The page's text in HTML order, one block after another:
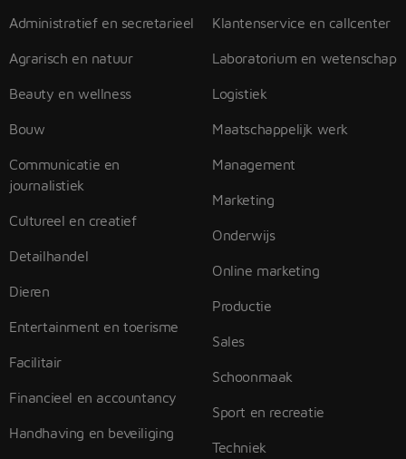
Administratief en secretarieel
Agrarisch en natuur
Beauty en wellness
Bouw
Communicatie en
journalistiek
Cultureel en creatief
Detailhandel
Dieren
Entertainment en toerisme
Facilitair
Financieel en accountancy
Handhaving en beveiliging
Klantenservice en callcenter
Laboratorium en wetenschap
Logistiek
Maatschappelijk werk
Management
Marketing
Onderwijs
Online marketing
Productie
Sales
Schoonmaak
Sport en recreatie
Techniek